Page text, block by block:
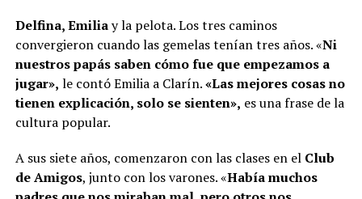
Delfina, Emiliay la pelota. Los tres caminos
convergieron cuando las gemelas tenían tres años. «Ni
nuestros papás saben cómo fue que empezamos a
jugar», le contó Emilia a Clarín.«Las mejores cosas no
tienen explicación, solo se sienten», es una frase de la
cultura popular.
A sus siete años, comenzaron con las clases en elClub
de Amigos, junto con los varones. «Había muchos